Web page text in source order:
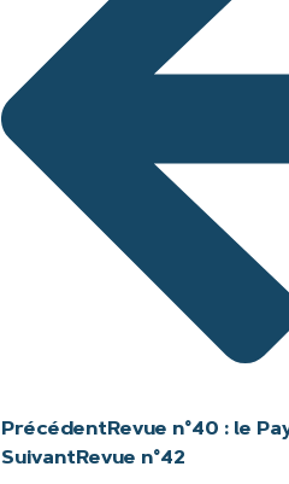
PrécédentRevue n°40 : le
SuivantRevue n°42